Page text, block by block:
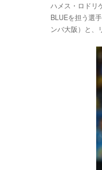
ハメス・ロドリ
BLUEを担う選
ンバ大阪）と、